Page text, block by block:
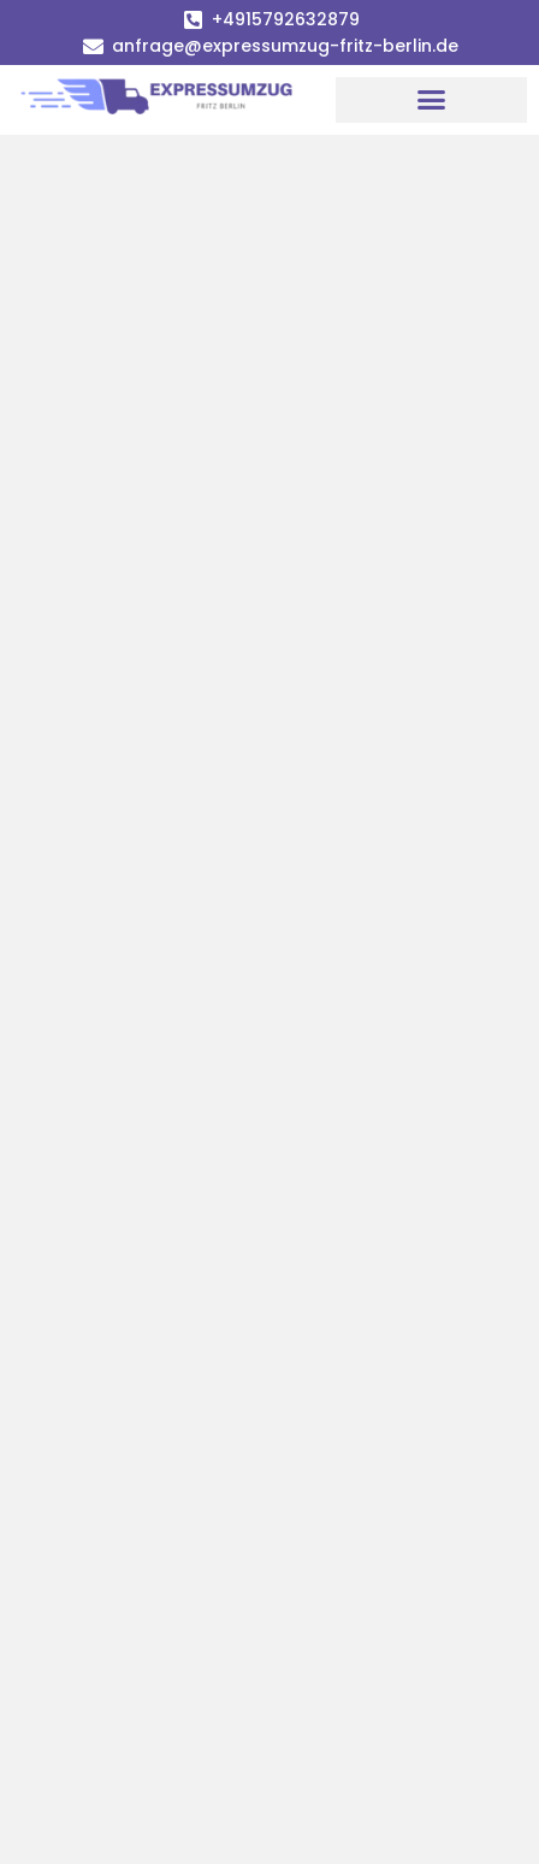
+4915792632879
anfrage@expressumzug-fritz-berlin.de